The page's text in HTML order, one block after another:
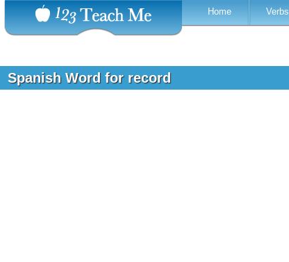
Home Verbs
Spanish Word for record